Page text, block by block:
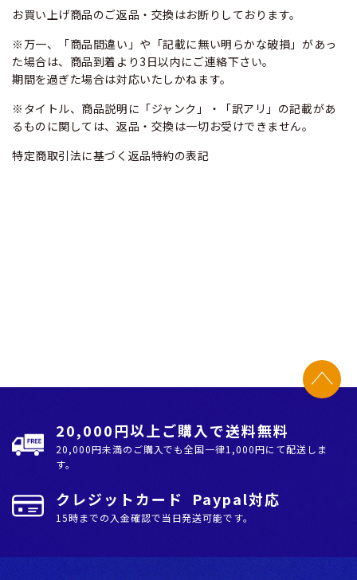
お買い上げ商品のご返品・交換はお断りしております。
※万一、「商品間違い」や「記載に無い明らかな破損」があっ
た場合は、商品到着より3日以内にご連絡下さい。
期間を過ぎた場合は対応いたしかねます。
※タイトル、商品説明に「ジャンク」・「訳アリ」の記載があ
るものに関しては、返品・交換は一切お受けできません。
特定商取引法に基づく返品特約の表記
20,000円以上ご購入で送料無料
20,000円未満のご購入でも全国⼀律1,000円にて配送しま
す。
クレジットカード Paypal対応
15時までの入金確認で当日発送可能です。